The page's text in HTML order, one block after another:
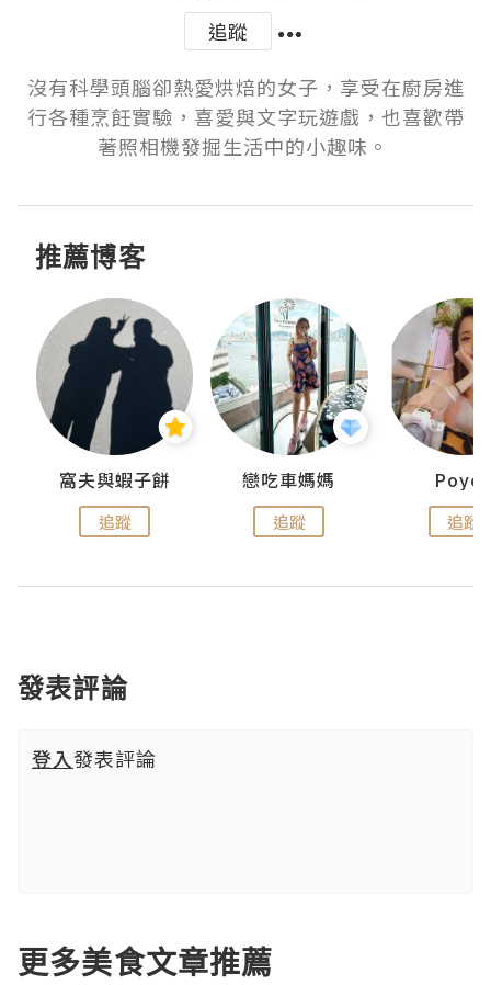
追蹤
沒有科學頭腦卻熱愛烘焙的女子，享受在廚房進
行各種烹飪實驗，喜愛與文字玩遊戲，也喜歡帶
著照相機發掘生活中的小趣味。
推薦博客
窩夫與蝦子餅
追蹤
戀吃車媽媽
追蹤 追蹤
發表評論
登入發表評論
更多美食文章推薦